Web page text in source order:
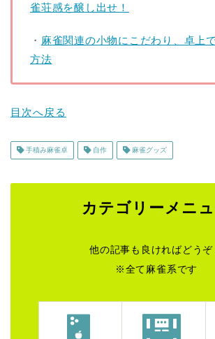
雀荘感を醸し出せ！
・ 麻雀関連の小物にこだわり、卓上
方法
目次へ戻る
手積み麻雀卓 自作 麻雀グッズ
カテゴリーメニ
他の記事も良ければどうぞ
※全て麻雀系です